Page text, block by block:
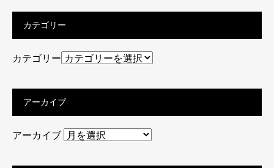
カテゴリー
カテゴリー
アーカイブ
アーカイブ